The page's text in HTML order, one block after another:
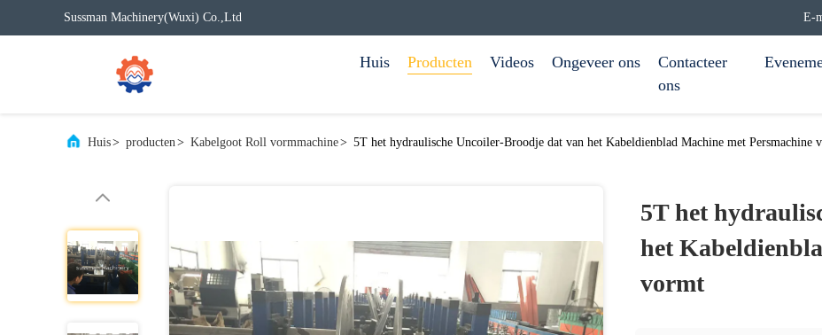
Sussman Machinery(Wuxi) Co.,Ltd E-
Huis Producten Videos Ongeveer ons
Contacteer
ons
Huis> producten> Kabelgoot Roll vormmachine> 5T het hydraulische Uncoiler-Broodje dat van het Kabeldienblad Machine met Persmachine
5T het
het
vormt